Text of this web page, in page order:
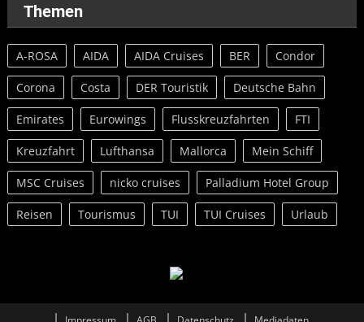
Themen
A-ROSA AIDA AIDA Cruises BER Condor
Corona Costa DER Touristik Deutsche Bahn
Emirates Eurowings Flusskreuzfahrten FTI
Kreuzfahrt Lufthansa Mallorca Mein Schiff
MSC Cruises nicko cruises Palladium Hotel Group
Reisen Tourismus TUI TUI Cruises Urlaub